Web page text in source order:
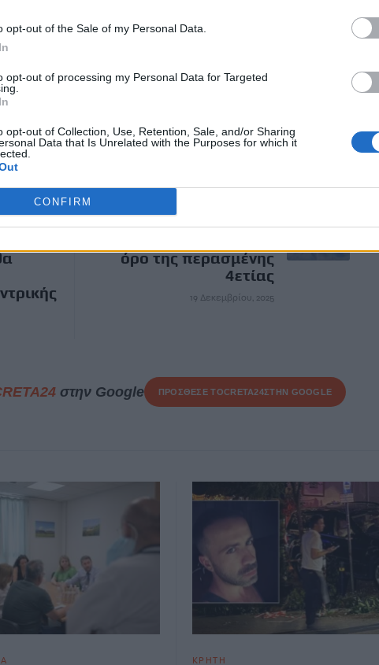
opt-out of the Sale of my Personal Data.
opt-out of processing my Personal Data for Targeted
opt-out of Collection, Use, Retention, Sale, and/or Sharing
Data that Is Unrelated with the Purposes for which it
CONFIRM
πανεπιστημιακής κοινότητας και προσκεκλημένοι.
ΚΡΗΤΗΣ
χώρας καλύπτεται με
όρο της περασμένης
4ετίας
19 Δεκεμβρίου, 2025
στην Google ΠΡΟΣΘΕΣΕ ΤΟCRETA24ΣΤΗΝ GOOGLE
ΚΡΗΤΗ